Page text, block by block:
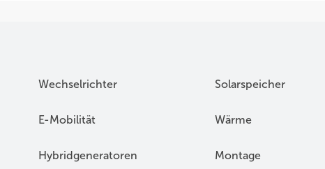
Wechselrichter Solarspeicher
E-Mobilität Wärme
Hybridgeneratoren Montage